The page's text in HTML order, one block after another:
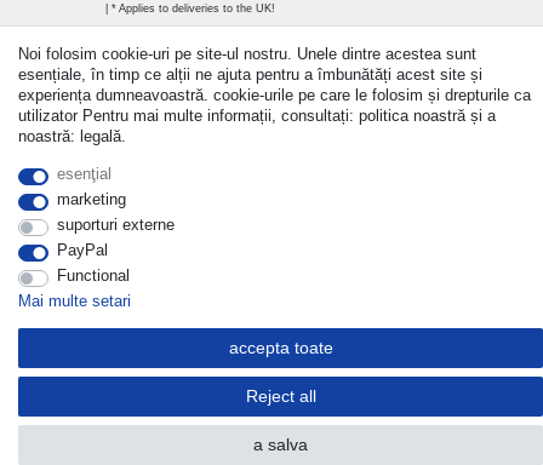
| * Applies to deliveries to the UK!
Noi folosim cookie-uri pe site-ul nostru. Unele dintre acestea sunt
esențiale, în timp ce alții ne ajuta pentru a îmbunătăți acest site și
experiența dumneavoastră. cookie-urile pe care le folosim și drepturile ca
utilizator Pentru mai multe informații, consultați: politica noastră și a
noastră: legală.
esenţial
marketing
suporturi externe
PayPal
Functional
Mai multe setari
accepta toate
Reject all
a salva
Withdraw from contract here
a lua legatura